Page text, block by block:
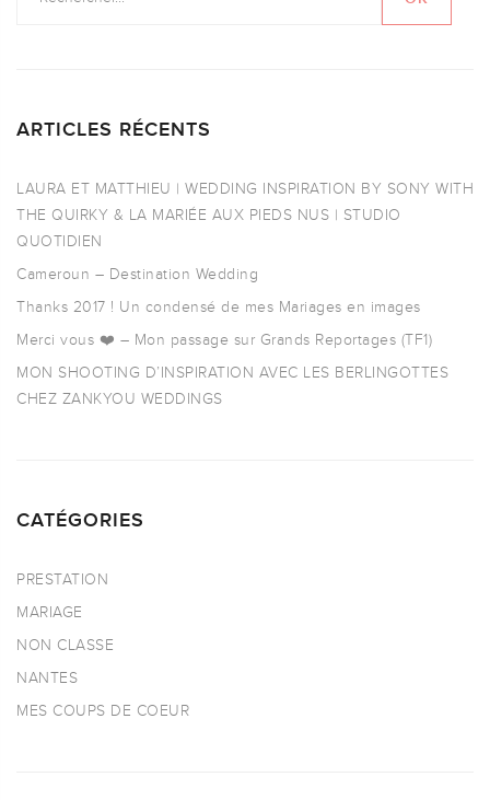
ARTICLES RÉCENTS
LAURA ET MATTHIEU | WEDDING INSPIRATION BY SONY WITH
THE QUIRKY & LA MARIÉE AUX PIEDS NUS | STUDIO
QUOTIDIEN
Cameroun – Destination Wedding
Thanks 2017 ! Un condensé de mes Mariages en images
Merci vous ❤️ – Mon passage sur Grands Reportages (TF1)
MON SHOOTING D’INSPIRATION AVEC LES BERLINGOTTES
CHEZ ZANKYOU WEDDINGS
CATÉGORIES
PRESTATION
MARIAGE
NON CLASSE
NANTES
MES COUPS DE COEUR